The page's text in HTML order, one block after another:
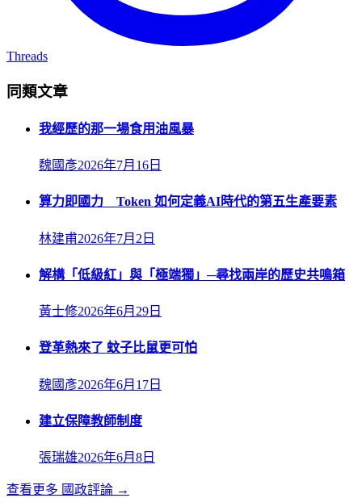
Threads
同類文章
我經歷的那一場食用油風暴
魏國彥2026年7月16日
算力即國力 Token 如何定義AI時代的第五生產要素
林建甫2026年7月2日
解構「低級紅」與「極端獨」─尋找兩岸的歷史共鳴箱
黃士修2026年6月29日
登革熱來了 蚊子比鼠更可怕
魏國彥2026年6月17日
建立保障教師制度
張瑞雄2026年6月8日
查看更多 國政評論 →